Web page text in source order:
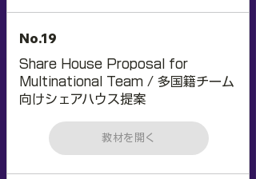
No.19
Share House Proposal for
Multinational Team / 多国籍チーム
向けシェアハウス提案
教材を開く